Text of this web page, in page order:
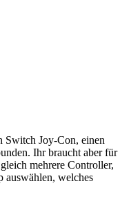
Switch Joy-Con, einen
Ihr braucht aber für
mehrere Controller,
auswählen, welches